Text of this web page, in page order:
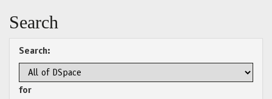
Search
Search:
for